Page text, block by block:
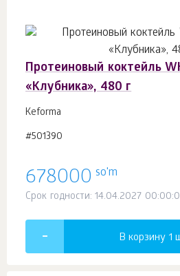
Протеиновый коктейль
«Клубника», 480 г
Keforma
#501390
678000 so'm
Срок годности: 14.04.2027
В корзину 1